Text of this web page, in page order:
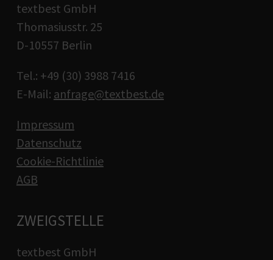
textbest GmbH
Thomasiusstr. 25
D-10557 Berlin
Tel.: +49 (30) 3988 7416
E-Mail: anfrage@textbest.de
Impressum
Datenschutz
Cookie-Richtlinie
AGB
ZWEIGSTELLE
textbest GmbH